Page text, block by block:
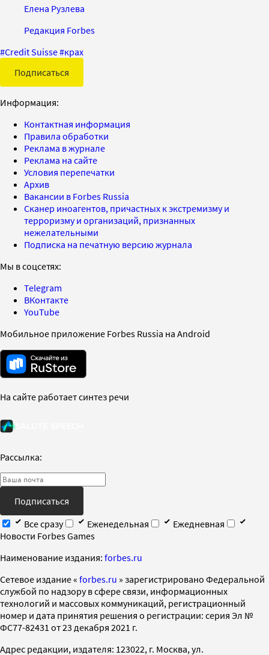
Елена Рузлева
Редакция Forbes
#Credit Suisse#крах
Подписаться
Информация:
Контактная информация
Правила обработки
Реклама в журнале
Реклама на сайте
Условия перепечатки
Архив
Вакансии в Forbes Russia
Сканер иноагентов, причастных к экстремизму и
терроризму и организаций, признанных
нежелательными
Подписка на печатную версию журнала
Мы в соцсетях:
Telegram
ВКонтакте
YouTube
Мобильное приложение Forbes Russia на Android
На сайте работает синтез речи
Рассылка:
Подписаться
Все сразу
Еженедельная
Ежедневная
Новости Forbes Games
Наименование издания: forbes.ru
Cетевое издание « forbes.ru » зарегистрировано Федеральной
службой по надзору в сфере связи, информационных
технологий и массовых коммуникаций, регистрационный
номер и дата принятия решения о регистрации: серия Эл №
ФС77-82431 от 23 декабря 2021 г.
Адрес редакции, издателя: 123022, г. Москва, ул.